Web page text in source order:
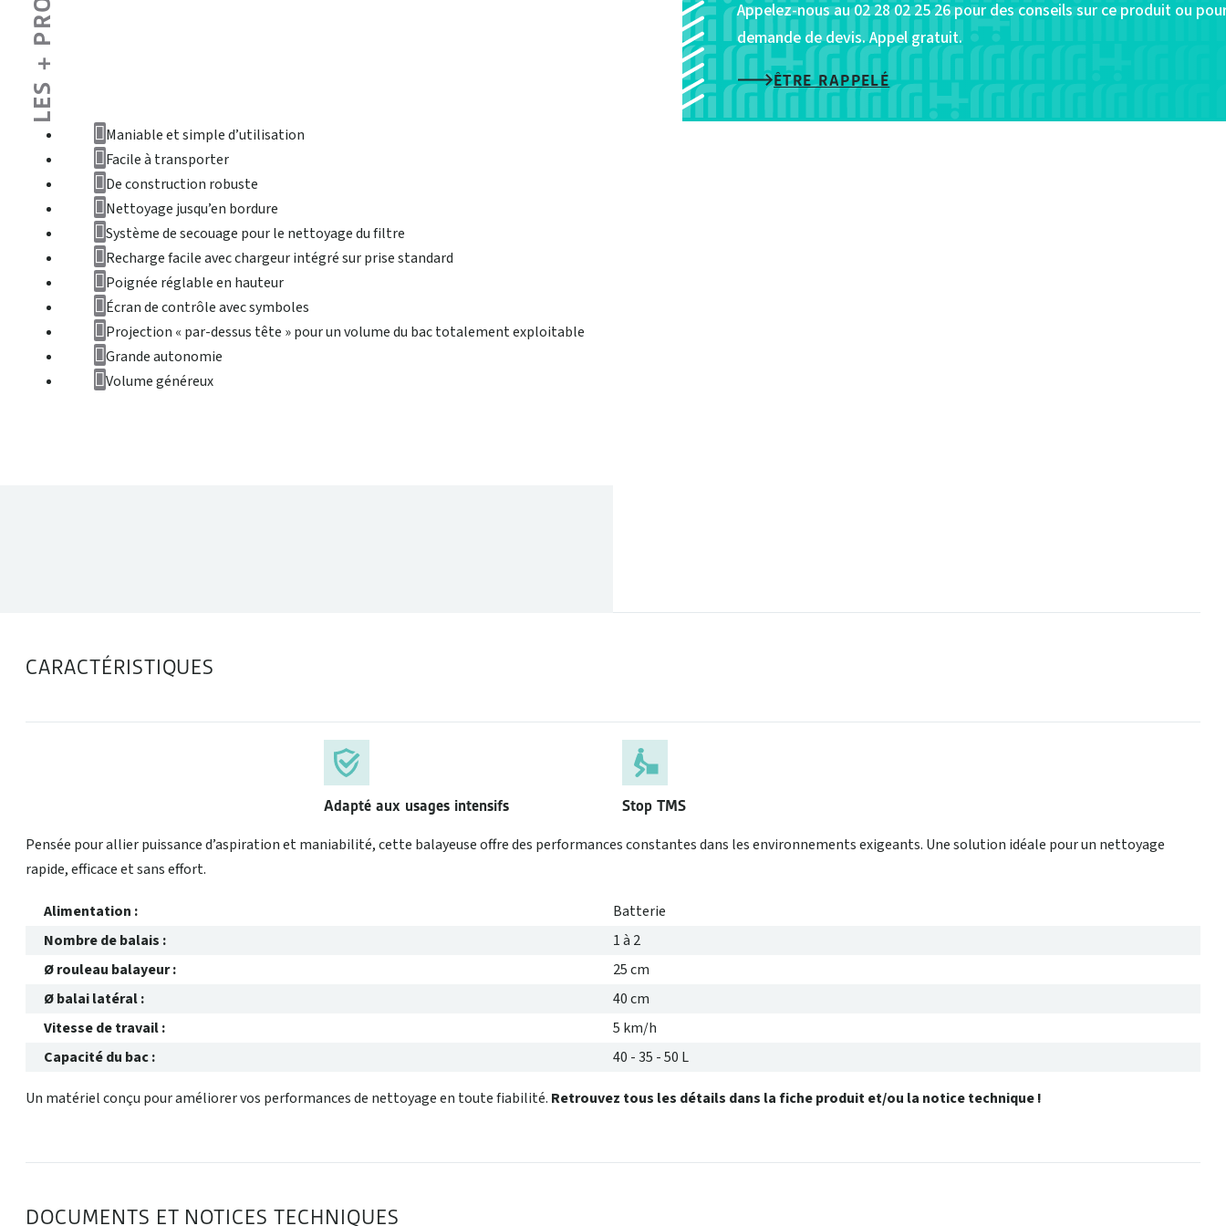
Sweepmaster®
B500/650/800
Appelez-nous au 02 28 02 25 26 pour des conseils sur ce produit ou
demande de devis. Appel gratuit.
ÊTRE RAPPELÉ
Maniable et simple d’utilisation
Facile à transporter
De construction robuste
Nettoyage jusqu’en bordure
Système de secouage pour le nettoyage du filtre
Recharge facile avec chargeur intégré sur prise standard
Poignée réglable en hauteur
Écran de contrôle avec symboles
Projection « par-dessus tête » pour un volume du bac totalement exploitable
Grande autonomie
Volume généreux
CARACTÉRISTIQUES
Adapté aux usages intensifs Stop TMS
Pensée pour allier puissance d’aspiration et maniabilité, cette balayeuse offre des performances constantes dans les environnements exigeants. Une solution idéale pour un nettoyage
rapide, efficace et sans effort.
Alimentation :
Batterie
Nombre de balais :
1 à 2
Ø rouleau balayeur :
25 cm
Ø balai latéral :
40 cm
Vitesse de travail :
5 km/h
Capacité du bac :
40 - 35 - 50 L
Un matériel conçu pour améliorer vos performances de nettoyage en toute fiabilité. Retrouvez tous les détails dans la fiche produit et/ou la notice technique !
DOCUMENTS ET NOTICES TECHNIQUES